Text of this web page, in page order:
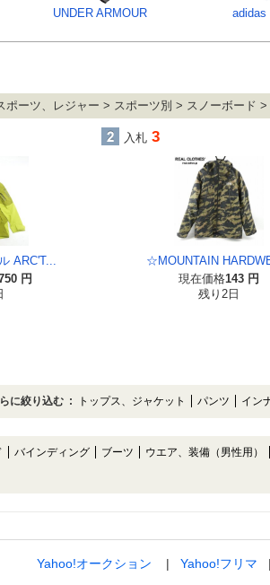
UNDER ARMOUR adidas
ポーツ、レジャー > スポーツ別 > スノーボード >
ARC'T...
円
入札 3
☆MOUNTAIN
現在価格143 円
残り2日
に絞り込む : トップス、ジャケット パンツ イン
バインディング ブーツ ウエア、装備（男性用）
Yahoo!オークション Yahoo!フリマ